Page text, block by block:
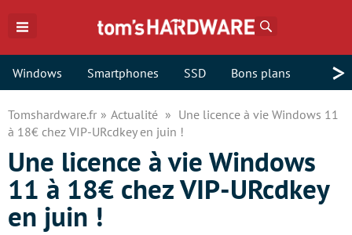
Windows Smartphones SSD Bons plans >
Tomshardware.fr Actualité
Une licence à vie Windows 11
à 18€ chez VIP-URcdkey en juin !
Une licence à vie Windows
11 à 18€ chez VIP-URcdkey
en juin !